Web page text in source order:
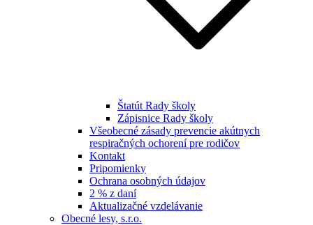
Štatút Rady školy
Zápisnice Rady školy
Všeobecné zásady prevencie akútnych
respiračných ochorení pre rodičov
Kontakt
Pripomienky
Ochrana osobných údajov
2 % z daní
Aktualizačné vzdelávanie
Obecné lesy, s.r.o.